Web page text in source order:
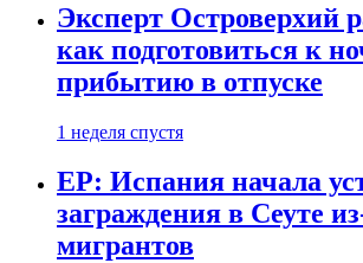
Эксперт Островерхий
как подготовиться к
прибытию в отпуске
1 неделя спустя
EP: Испания начала
заграждения в Сеуте
мигрантов